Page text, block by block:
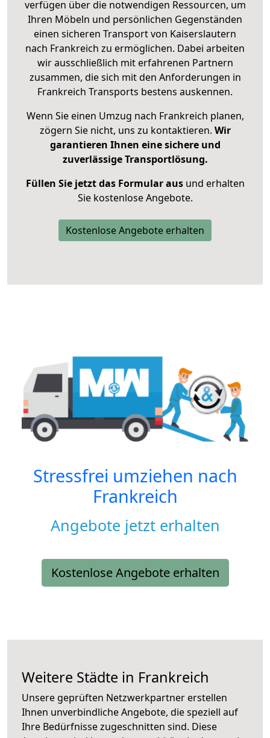
verfügen über die notwendigen Ressourcen, um
Ihren Möbeln und persönlichen Gegenständen
einen sicheren Transport von Kaiserslautern
nach Frankreich zu ermöglichen. Dabei arbeiten
wir ausschließlich mit erfahrenen Partnern
zusammen, die sich mit den Anforderungen in
Frankreich Transports bestens auskennen.
Wenn Sie einen Umzug nach Frankreich planen,
zögern Sie nicht, uns zu kontaktieren. Wir
garantieren Ihnen eine sichere und
zuverlässige Transportlösung.
Füllen Sie jetzt das Formular ausund erhalten
Sie kostenlose Angebote.
Kostenlose Angebote erhalten
Stressfrei umziehen nach
Frankreich
Angebote jetzt erhalten
Kostenlose Angebote erhalten
Weitere Städte in Frankreich
Unsere geprüften Netzwerkpartner erstellen
Ihnen unverbindliche Angebote, die speziell auf
Ihre Bedürfnisse zugeschnitten sind. Diese